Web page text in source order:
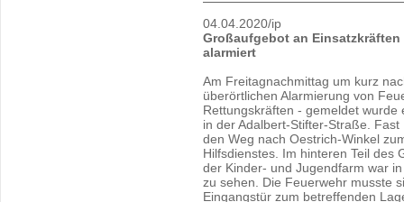
04.04.2020/ip
Großaufgebot an
alarmiert
Am Freitagnachmittag um kurz
überörtlichen Alarmierung von
Rettungskräften - gemeldet
in der Adalbert-Stifter-Straße.
den Weg nach Oestrich-Winkel
Hilfsdienstes. Im hinteren Teil des
der Kinder- und Jugendfarm war
zu sehen. Die Feuerwehr musste
Eingangstür zum betreffenden